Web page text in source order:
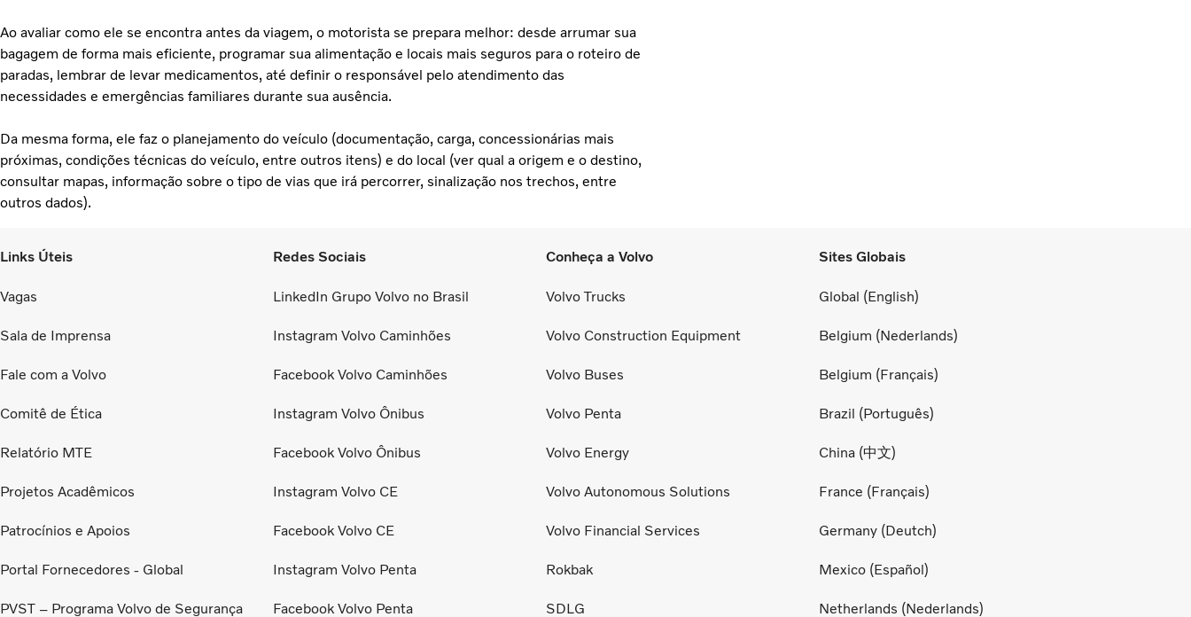
Ao avaliar como ele se encontra antes da viagem, o motorista se prepara melhor: desde arrumar sua
bagagem de forma mais eficiente, programar sua alimentação e locais mais seguros para o roteiro de
paradas, lembrar de levar medicamentos, até definir o responsável pelo atendimento das
necessidades e emergências familiares durante sua ausência.
Da mesma forma, ele faz o planejamento do veículo (documentação, carga, concessionárias mais
próximas, condições técnicas do veículo, entre outros itens) e do local (ver qual a origem e o destino,
consultar mapas, informação sobre o tipo de vias que irá percorrer, sinalização nos trechos, entre
outros dados).
Links Úteis
Vagas
Sala de Imprensa
Fale com a Volvo
Comitê de Ética
Relatório MTE
Projetos Acadêmicos
Patrocínios e Apoios
Portal Fornecedores - Global
PVST – Programa Volvo de Segurança
Redes Sociais
LinkedIn Grupo Volvo no Brasil
Instagram Volvo Caminhões
Facebook Volvo Caminhões
Instagram Volvo Ônibus
Facebook Volvo Ônibus
Instagram Volvo CE
Facebook Volvo CE
Instagram Volvo Penta
Facebook Volvo Penta
Conheça a Volvo
Volvo Trucks
Volvo Construction Equipment
Volvo Buses
Volvo Penta
Volvo Energy
Volvo Autonomous Solutions
Volvo Financial Services
Rokbak
SDLG
Sites Globais
Global (English)
Belgium (Nederlands)
Belgium (Français)
Brazil (Português)
China (中文)
France (Français)
Germany (Deutch)
Mexico (Español)
Netherlands (Nederlands)